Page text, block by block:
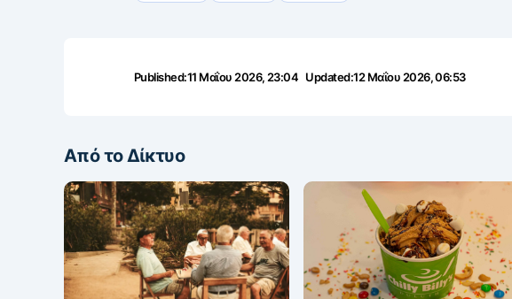
Published:11 Μαΐου 2026, 23:04 Updated:12 Μαΐου 2026, 06:53
Από το Δίκτυο